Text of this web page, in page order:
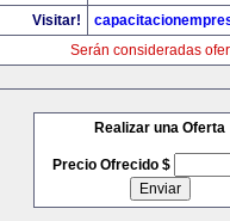
Visitar!
Serán consideradas
Realizar una Oferta
Precio Ofrecido $